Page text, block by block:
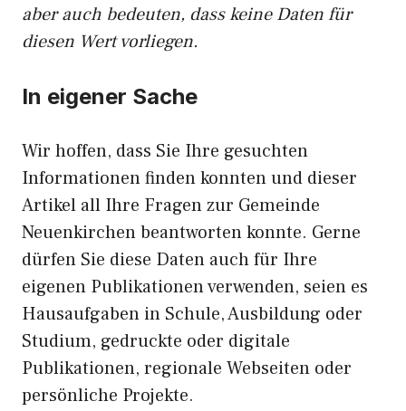
aber auch bedeuten, dass keine Daten für
diesen Wert vorliegen.
In eigener Sache
Wir hoffen, dass Sie Ihre gesuchten
Informationen finden konnten und dieser
Artikel all Ihre Fragen zur Gemeinde
Neuenkirchen beantworten konnte. Gerne
dürfen Sie diese Daten auch für Ihre
eigenen Publikationen verwenden, seien es
Hausaufgaben in Schule, Ausbildung oder
Studium, gedruckte oder digitale
Publikationen, regionale Webseiten oder
persönliche Projekte.